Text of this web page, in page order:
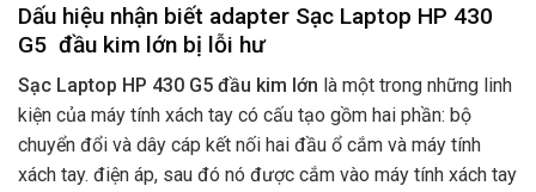
Dấu hiệu nhận biết adapter Sạc Laptop HP 430
G5 đầu kim lớn bị lỗi hư
Sạc Laptop HP 430 G5 đầu kim lớn là một trong những linh
kiện của máy tính xách tay có cấu tạo gồm hai phần: bộ
chuyển đổi và dây cáp kết nối hai đầu ổ cắm và máy tính
xách tay. điện áp, sau đó nó được cắm vào máy tính xách tay